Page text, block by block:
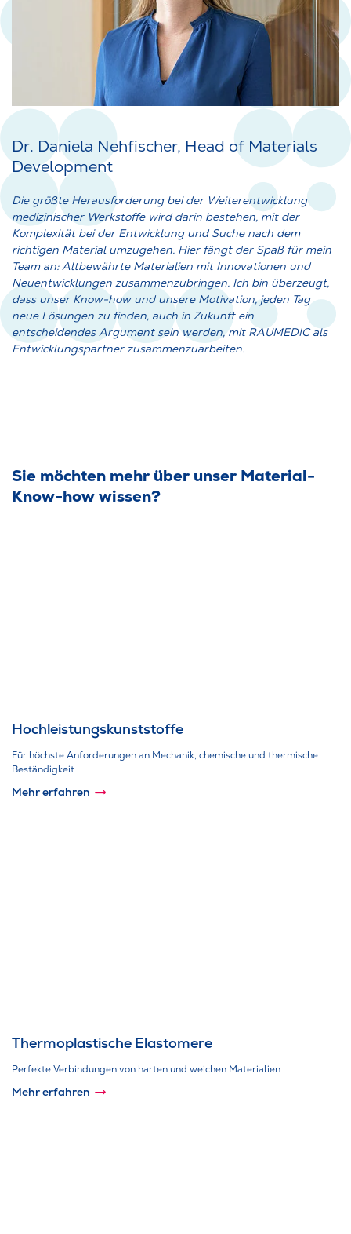
Dr. Daniela Nehfischer, Head of Materials
Development
Die größte Herausforderung bei der Weiterentwicklung
medizinischer Werkstoffe wird darin bestehen, mit der
Komplexität bei der Entwicklung und Suche nach dem
richtigen Material umzugehen. Hier fängt der Spaß für mein
Team an: Altbewährte Materialien mit Innovationen und
Neuentwicklungen zusammenzubringen. Ich bin überzeugt,
dass unser Know-how und unsere Motivation, jeden Tag
neue Lösungen zu finden, auch in Zukunft ein
entscheidendes Argument sein werden, mit RAUMEDIC als
Entwicklungspartner zusammenzuarbeiten.
Sie möchten mehr über unser Material-
Know-how wissen?
Hochleistungskunststoffe
Für höchste Anforderungen an Mechanik, chemische und thermische
Beständigkeit
Mehr erfahren
Thermoplastische Elastomere
Perfekte Verbindungen von harten und weichen Materialien
Mehr erfahren